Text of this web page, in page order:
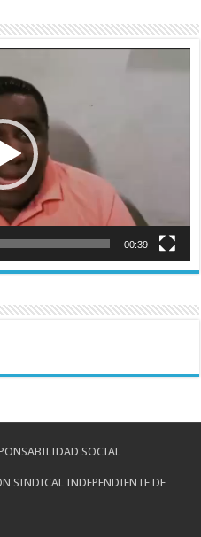
00:39
SOCIAL
SINDICAL INDEPENDIENTE DE